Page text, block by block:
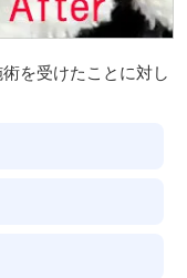
を受けたことに対し